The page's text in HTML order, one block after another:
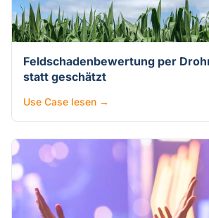
Feldschadenbewertung per
statt geschätzt
Use Case lesen →